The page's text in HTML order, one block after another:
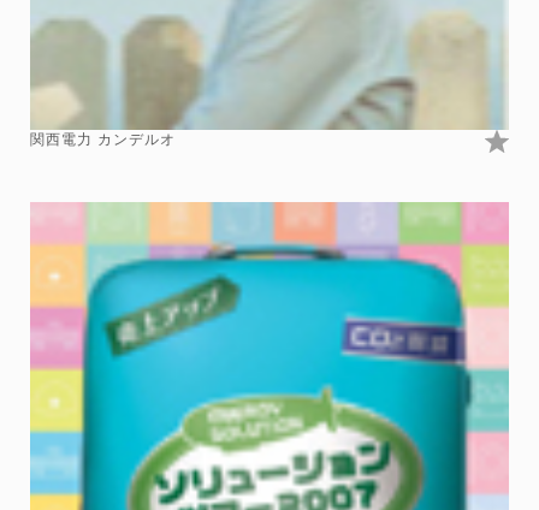
関西電力 カンデルオ